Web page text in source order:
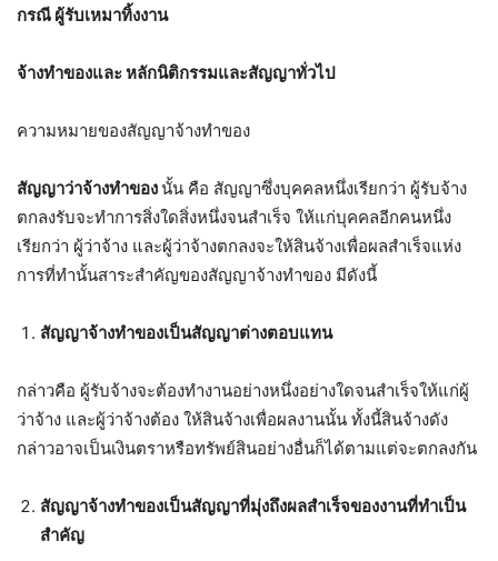
กรณี ผู้รับเหมาทิ้งงาน
จ้างทำของและ หลักนิติกรรมและสัญญาทั่วไป
ความหมายของสัญญาจ้างทำของ
สัญญาว่าจ้างทำของนั้น คือ สัญญาซึ่งบุคคลหนึ่งเรียกว่า ผู้รับจ้าง
ตกลงรับจะทำการสิ่งใดสิ่งหนึ่งจนสำเร็จ ให้แก่บุคคลอีกคนหนึ่ง
เรียกว่า ผู้ว่าจ้าง และผู้ว่าจ้างตกลงจะให้สินจ้างเพื่อผลสำเร็จแห่ง
การที่ทำนั้นสาระสำคัญของสัญญาจ้างทำของ มีดังนี้
สัญญาจ้างทำของเป็นสัญญาต่างตอบแทน
กล่าวคือ ผู้รับจ้างจะต้องทำงานอย่างหนึ่งอย่างใดจนสำเร็จให้แก่ผู้
ว่าจ้าง และผู้ว่าจ้างต้อง ให้สินจ้างเพื่อผลงานนั้น ทั้งนี้สินจ้างดัง
กล่าวอาจเป็นเงินตราหรือทรัพย์สินอย่างอื่นก็ได้ตามแต่จะตกลงกัน
สัญญาจ้างทำของเป็นสัญญาที่มุ่งถึงผลสำเร็จของงานที่ทำเป็น
สำคัญ